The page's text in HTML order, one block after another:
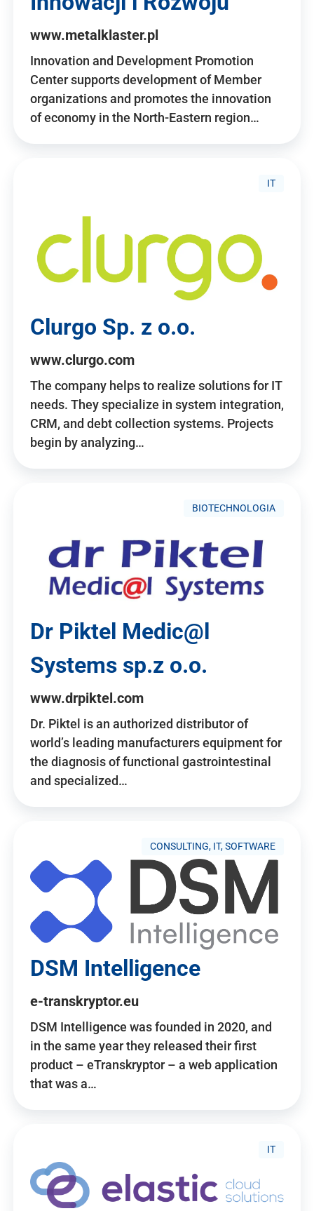
www.metalklaster.pl
Innovation and Development Promotion
Center supports development of Member
organizations and promotes the innovation
of economy in the North-Eastern region…
IT
Clurgo Sp. z o.o.
www.clurgo.com
The company helps to realize solutions for IT
needs. They specialize in system integration,
CRM, and debt collection systems. Projects
begin by analyzing…
BIOTECHNOLOGIA
Dr Piktel Medic@l
Systems sp.z o.o.
www.drpiktel.com
Dr. Piktel is an authorized distributor of
world’s leading manufacturers equipment for
the diagnosis of functional gastrointestinal
and specialized…
CONSULTING, IT, SOFTWARE
DSM Intelligence
e-transkryptor.eu
DSM Intelligence was founded in 2020, and
in the same year they released their first
product – eTranskryptor – a web application
that was a…
IT